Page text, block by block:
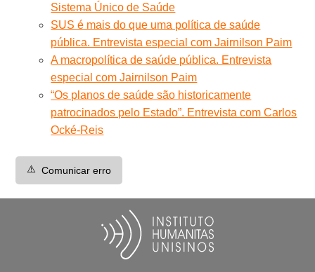
Sistema Único de Saúde
SUS é mais do que uma política de saúde
pública. Entrevista especial com Jairnilson Paim
A macropolítica de saúde pública. Entrevista
especial com Jairnilson Paim
“Os planos de saúde são historicamente
patrocinados pelo Estado”. Entrevista com Carlos
Ocké-Reis
⚠️ Comunicar erro